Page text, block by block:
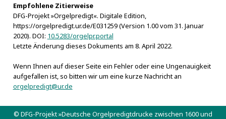
Orgeln:
Frederiksborg, Compenius-Orgel 1610
Empfohlene Zitierweise
DFG-Projekt »Orgelpredigt«. Digitale Edition,
https://orgelpredigt.ur.de/E031259 (Version 1.00 vom 31. Januar
2020). DOI: 10.5283/orgelpr.portal
Letzte Änderung dieses Dokuments am 8. April 2022.
Wenn Ihnen auf dieser Seite ein Fehler oder eine Ungenauigkeit
aufgefallen ist, so bitten wir um eine kurze Nachricht an
orgelpredigt@ur.de
© DFG-Projekt »Deutsche Orgelpredigtdrucke zwischen 1600 und